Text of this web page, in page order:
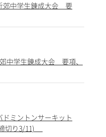
郊中学生錬成大会 要
中学生錬成大会 要項、
ミントンサーキット
切り3/11)